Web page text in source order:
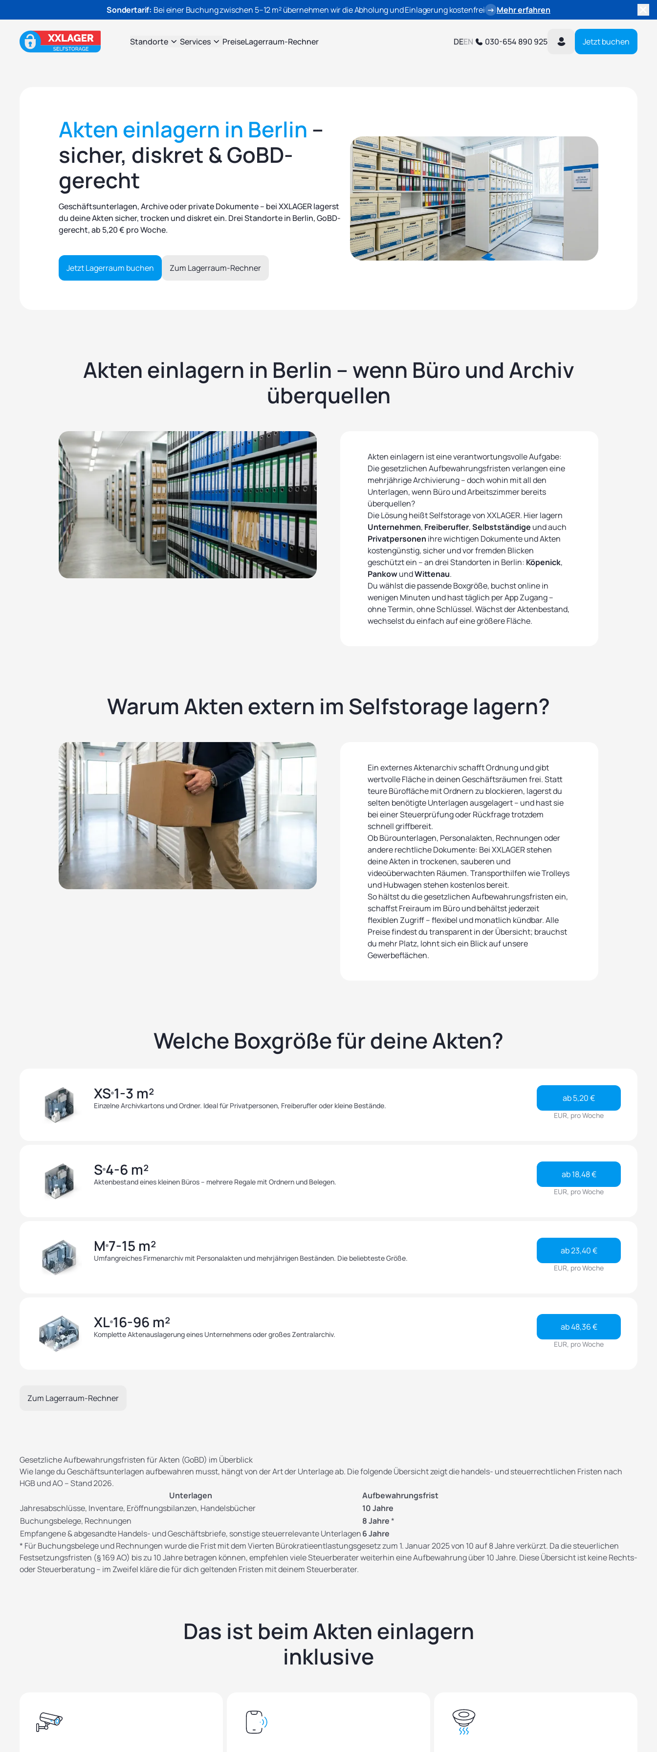
Sondertarif: Bei einer Buchung zwischen 5–12 m² übernehmen wir die Abholung und Einlagerung kostenfrei → Mehr erfahren
Standorte Services PreiseLagerraum-Rechner DEEN 030-654 890 925 Jetzt buchen
Akten einlagern in Berlin –
sicher, diskret & GoBD-
gerecht
Geschäftsunterlagen, Archive oder private Dokumente – bei XXLAGER lagerst
du deine Akten sicher, trocken und diskret ein. Drei Standorte in Berlin, GoBD-
gerecht, ab 5,20 € pro Woche.
Jetzt Lagerraum buchen Zum Lagerraum-Rechner
Akten einlagern in Berlin – wenn Büro und Archiv
überquellen
Akten einlagern ist eine verantwortungsvolle Aufgabe:
Die gesetzlichen Aufbewahrungsfristen verlangen eine
mehrjährige Archivierung – doch wohin mit all den
Unterlagen, wenn Büro und Arbeitszimmer bereits
überquellen?
Die Lösung heißt Selfstorage von XXLAGER. Hier lagern
Unternehmen, Freiberufler,Selbstständige und auch
Privatpersonen ihre wichtigen Dokumente und Akten
kostengünstig, sicher und vor fremden Blicken
geschützt ein – an drei Standorten in Berlin: Köpenick,
PankowundWittenau.
Du wählst die passende Boxgröße, buchst online in
wenigen Minuten und hast täglich per App Zugang –
ohne Termin, ohne Schlüssel. Wächst der Aktenbestand,
wechselst du einfach auf eine größere Fläche.
Warum Akten extern im Selfstorage lagern?
Ein externes Aktenarchiv schafft Ordnung und gibt
wertvolle Fläche in deinen Geschäftsräumen frei. Statt
teure Bürofläche mit Ordnern zu blockieren, lagerst du
selten benötigte Unterlagen ausgelagert – und hast sie
bei einer Steuerprüfung oder Rückfrage trotzdem
schnell griffbereit.
Ob Bürounterlagen, Personalakten, Rechnungen oder
andere rechtliche Dokumente: Bei XXLAGER stehen
deine Akten in trockenen, sauberen und
videoüberwachten Räumen. Transporthilfen wie Trolleys
und Hubwagen stehen kostenlos bereit.
So hältst du die gesetzlichen Aufbewahrungsfristen ein,
schaffst Freiraum im Büro und behältst jederzeit
flexiblen Zugriff – flexibel und monatlich kündbar. Alle
Preisefindest du transparent in der Übersicht; brauchst
du mehr Platz, lohnt sich ein Blick auf unsere
Gewerbeflächen.
Welche Boxgröße für deine Akten?
XS 1-3 m²
Einzelne Archivkartons und Ordner. Ideal für Privatpersonen, Freiberufler oder kleine Bestände.
ab 5,20 €
EUR, pro Woche
S 4-6 m²
Aktenbestand eines kleinen Büros – mehrere Regale mit Ordnern und Belegen.
ab 18,48 €
EUR, pro Woche
M 7-15 m²
Umfangreiches Firmenarchiv mit Personalakten und mehrjährigen Beständen. Die beliebteste Größe.
ab 23,40 €
EUR, pro Woche
XL16-96 m²
Komplette Aktenauslagerung eines Unternehmens oder großes Zentralarchiv.
ab 48,36 €
EUR, pro Woche
Zum Lagerraum-Rechner
Gesetzliche Aufbewahrungsfristen für Akten (GoBD) im Überblick
Wie lange du Geschäftsunterlagen aufbewahren musst, hängt von der Art der Unterlage ab. Die folgende Übersicht zeigt die handels- und steuerrechtlichen Fristen nach
HGB und AO – Stand 2026.
Unterlagen
Aufbewahrungsfrist
Jahresabschlüsse, Inventare, Eröffnungsbilanzen, Handelsbücher
10 Jahre
Buchungsbelege, Rechnungen
8 Jahre*
Empfangene & abgesandte Handels- und Geschäftsbriefe, sonstige steuerrelevante Unterlagen6 Jahre
* Für Buchungsbelege und Rechnungen wurde die Frist mit dem Vierten Bürokratieentlastungsgesetz zum 1. Januar 2025 von 10 auf 8 Jahre verkürzt. Da die steuerlichen
Festsetzungsfristen (§ 169 AO) bis zu 10 Jahre betragen können, empfehlen viele Steuerberater weiterhin eine Aufbewahrung über 10 Jahre. Diese Übersicht ist keine Rechts-
oder Steuerberatung – im Zweifel kläre die für dich geltenden Fristen mit deinem Steuerberater.
Das ist beim Akten einlagern
inklusive